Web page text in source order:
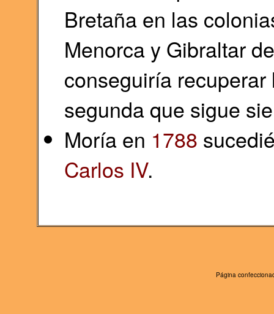
Bretaña en las
Menorca y Gibraltar
conseguiría
segunda que sigue
Moría en 1788
Carlos IV.
Página